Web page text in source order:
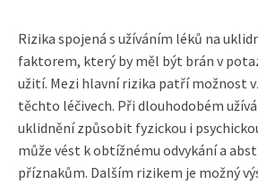
Rizika spojená s užíváním léků na
faktorem, který by měl být brán v
užití. Mezi hlavní rizika patří možnost
těchto léčivech. Při dlouhodobém
uklidnění způsobit fyzickou i
může vést k obtížnému odvykání a
příznakům. Dalším rizikem je možný